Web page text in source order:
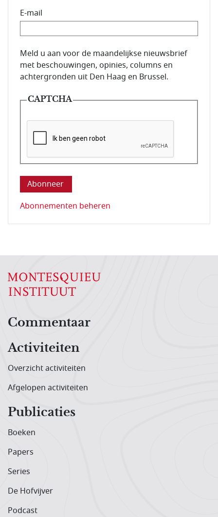
E-mail
E-mailadres van de abonnee.
Meld u aan voor de maandelijkse nieuwsbrief
met beschouwingen, opinies, columns en
achtergronden uit Den Haag en Brussel.
CAPTCHA
Deze vraag is om te controleren dat u een mens
Abonnementen beheren
Hoofdnavigatiemenu
Commentaar
Activiteiten
Overzicht activiteiten
Afgelopen activiteiten
Publicaties
Boeken
Papers
Series
De Hofvijver
Podcast